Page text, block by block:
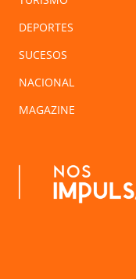
DEPORTES
SUCESOS
NACIONAL
MAGAZINE